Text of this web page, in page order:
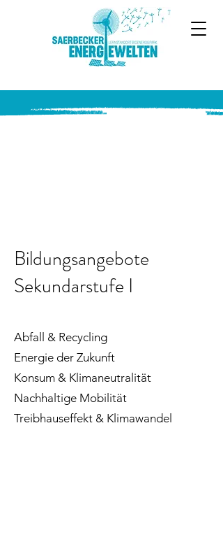
Bildungsangebote
Sekundarstufe I
Abfall & Recycling
Energie der Zukunft
Konsum & Klimaneutralität
Nachhaltige Mobilität
Treibhauseffekt & Klimawandel